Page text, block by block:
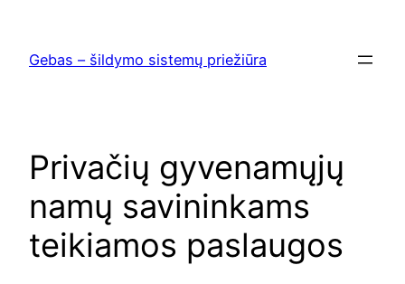
content
Gebas – šildymo sistemų priežiūra
Privačių gyvenamųjų
namų savininkams
teikiamos paslaugos